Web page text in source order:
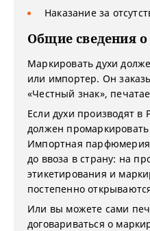
Наказание за
Общие сведения
Маркировать духи
или импортер. Он
«Честный знак»,
Если духи производят в
должен
Импортная
до ввоза в страну: на
этикетирования и
постепенно
Или вы можете сами
договариваться о